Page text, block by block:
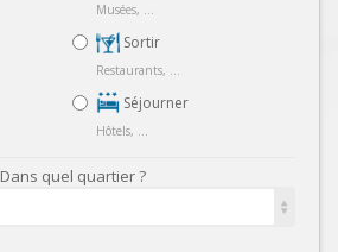
Musées, ...
Sortir
Restaurants, ...
Séjourner
Hôtels, ...
Dans quel quartier ?